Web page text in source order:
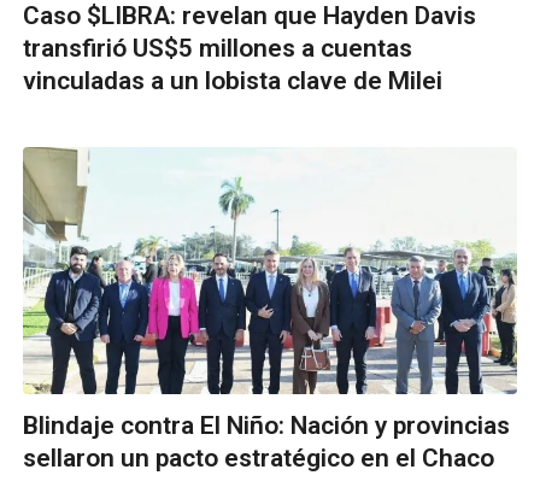
Caso $LIBRA: revelan que Hayden Davis
transfirió US$5 millones a cuentas
vinculadas a un lobista clave de Milei
Blindaje contra El Niño: Nación y provincias
sellaron un pacto estratégico en el Chaco